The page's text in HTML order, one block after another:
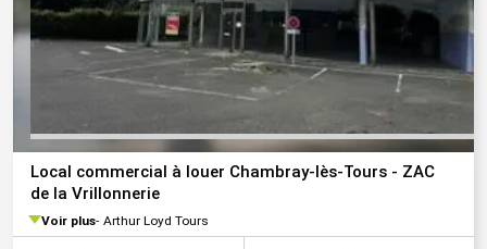
Local commercial à louer Chambray-lès-Tours - ZAC
de la Vrillonnerie
Voir plus Arthur Loyd Tours